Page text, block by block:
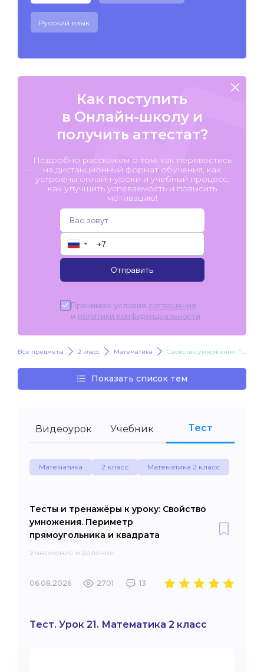
Русский язык
Как поступить
в Онлайн-школу и
получить аттестат?
Подробно расскажем о том, как перевестись
на дистанционный формат обучения, как
устроены онлайн-уроки и учебный процесс,
как улучшить успеваемость и повысить
мотивацию!
▼
Отправить
Принимаю условия соглашения
и политики конфиденциальности
Все предметы 2 класс Математика Свойство умножения. Периметр прямоугольника и квадрата
Показать список тем
Видеоурок Учебник Тест
Математика 2 класс Математика 2 класс
Тесты и тренажёры к уроку: Свойство
умножения. Периметр
прямоугольника и квадрата
Умножение и деление
06.08.2026 2701 13
Тест. Урок 21. Математика 2 класс